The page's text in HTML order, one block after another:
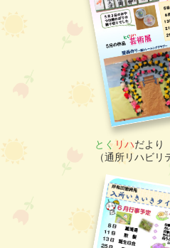
とくリハだより
（通所リハビリ